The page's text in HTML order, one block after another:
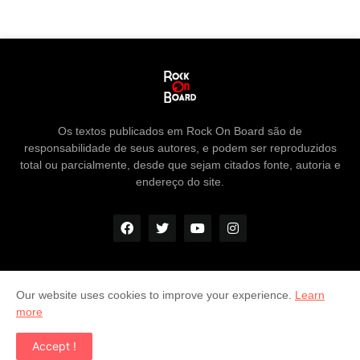
Os textos publicados em Rock On Board são de
responsabilidade de seus autores, e podem ser reproduzidos
total ou parcialmente, desde que sejam citados fonte, autoria e
endereço do site.
Copyright ©2026
Contato
Our website uses cookies to improve your experience. Learn
more
Accept !